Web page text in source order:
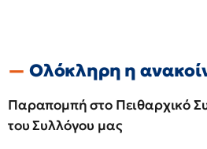
Ολόκληρη η
Παραπομπή στο Πειθαρχικό
του Συλλόγου μας